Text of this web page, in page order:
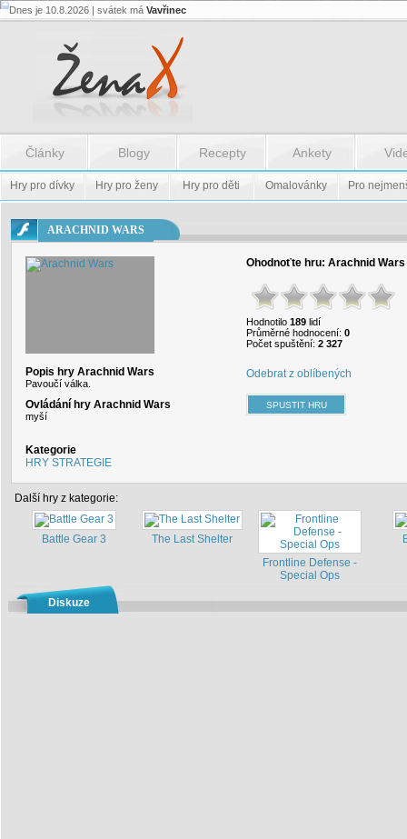
Flash.nazev
Flash.nazev
Dnes je 10.8.2026 | svátek má Vavřinec
Články Blogy Recepty Ankety
Hry pro dívky Hry pro ženy Hry pro děti Omalovánky Pro
ARACHNID WARS
Popis hry Arachnid Wars
Pavoučí válka.
Ovládání hry Arachnid Wars
myší
Kategorie
HRY STRATEGIE
Ohodnoťte hru: Arachnid Wars
Hodnotilo 189 lidí
Průměrné hodnocení: 0
Počet spuštění: 2 327
Odebrat z oblíbených
Další hry z kategorie:
Battle Gear 3
The Last Shelter
Frontline Defense -
Special Ops
Diskuze